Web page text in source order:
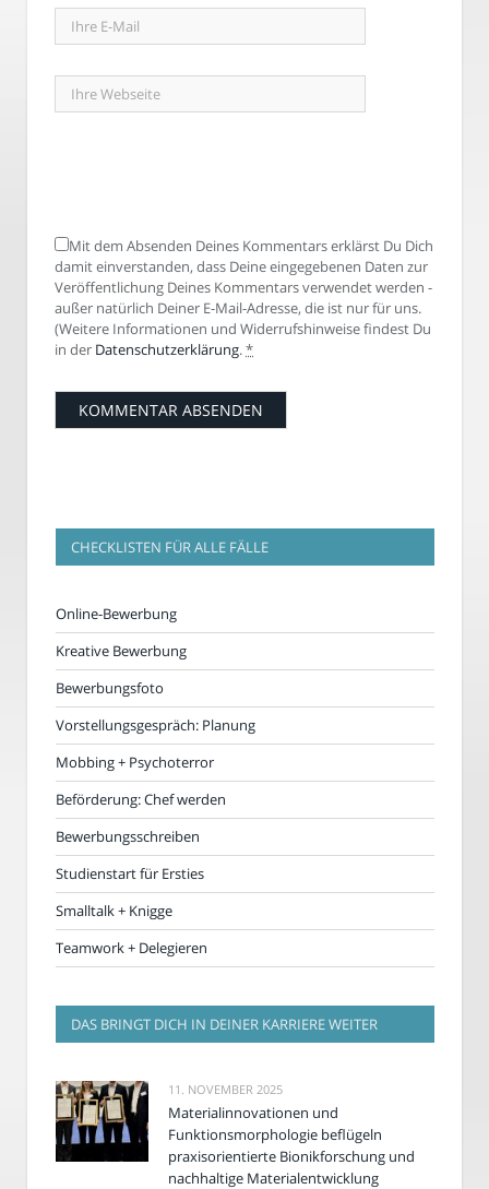
Mit dem Absenden Deines Kommentars erklärst Du Dich
damit einverstanden, dass Deine eingegebenen Daten zur
Veröffentlichung Deines Kommentars verwendet werden -
außer natürlich Deiner E-Mail-Adresse, die ist nur für uns.
(Weitere Informationen und Widerrufshinweise findest Du
in der Datenschutzerklärung.*
CHECKLISTEN FÜR ALLE FÄLLE
Online-Bewerbung
Kreative Bewerbung
Bewerbungsfoto
Vorstellungsgespräch: Planung
Mobbing + Psychoterror
Beförderung: Chef werden
Bewerbungsschreiben
Studienstart für Ersties
Smalltalk + Knigge
Teamwork + Delegieren
DAS BRINGT DICH IN DEINER KARRIERE WEITER
11. NOVEMBER 2025
Materialinnovationen und
Funktionsmorphologie beflügeln
praxisorientierte Bionikforschung und
nachhaltige Materialentwicklung